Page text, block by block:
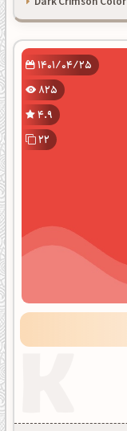
1401/04/25
825
4.9
22